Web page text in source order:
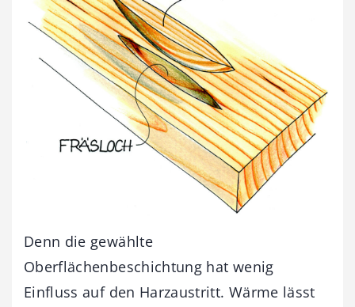
Denn die gewählte
Oberflächenbeschichtung hat wenig
Einfluss auf den Harzaustritt. Wärme lässt